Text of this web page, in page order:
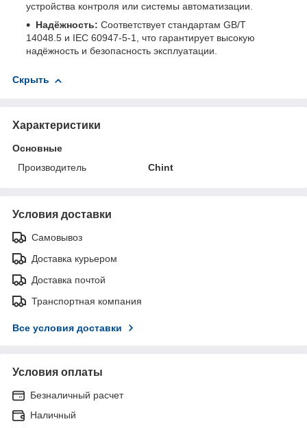
устройства контроля или системы автоматизации.
Надёжность: Соответствует стандартам GB/T
14048.5 и IEC 60947-5-1, что гарантирует высокую
надёжность и безопасность эксплуатации.
Скрыть
Характеристики
Основные
Производитель
Chint
Условия доставки
Самовывоз
Доставка курьером
Доставка почтой
Транспортная компания
Все условия доставки
Условия оплаты
Безналичный расчет
Наличный